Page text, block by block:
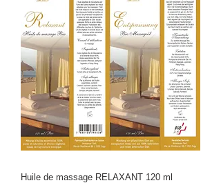
Huile de massage RELAXANT 120 ml